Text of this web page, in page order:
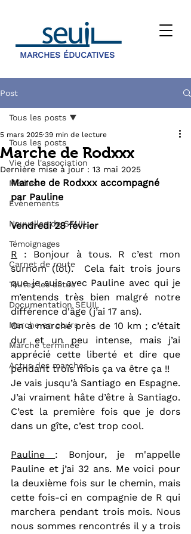
MARCHES ÉDUCATIVES
Post
Tous les posts
Vie de l'association
Médias
Évènements
Nouvelles de SEUIL
Témoignages
Carnet de route
Toutes les actus
Documentation SEUIL
Marche en cours
Marche terminée
Actus des marches
Tous les posts
Marche de Rodxxx
5 mars 2025 39 min de lecture
Dernière mise à jour : 13 mai 2025
Marche de Rodxxx accompagné
par Pauline
Vendredi 28 février
R : Bonjour à tous. R c’est mon
surnom (lol).  Cela fait trois jours
que je suis avec Pauline avec qui je
m’entends très bien malgré notre
différence d'âge (j’ai 17 ans).
On a marché près de 10 km ; c’était
dur et un peu intense, mais j’ai
apprécié cette liberté et dire que
pendant trois mois ça va être ça !!
Je vais jusqu’à Santiago en Espagne.
J’ai vraiment hâte d’être à Santiago.
C’est la première fois que je dors
dans un gîte, c’est trop cool.
Pauline : Bonjour, je m'appelle
Pauline et j’ai 32 ans. Me voici pour
la deuxième fois sur le chemin, mais
cette fois-ci en compagnie de R qui
marchera pendant trois mois. Nous
nous sommes rencontrés il y a trois